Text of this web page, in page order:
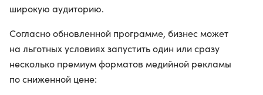
широкую аудиторию.
Согласно обновленной программе, бизнес может
на льготных условиях запустить один или сразу
несколько премиум форматов медийной рекламы
по сниженной цене: